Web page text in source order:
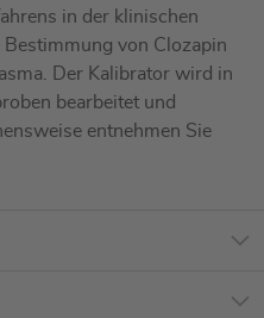
in der klinischen
von Clozapin
Der Kalibrator wird in
bearbeitet und
entnehmen Sie